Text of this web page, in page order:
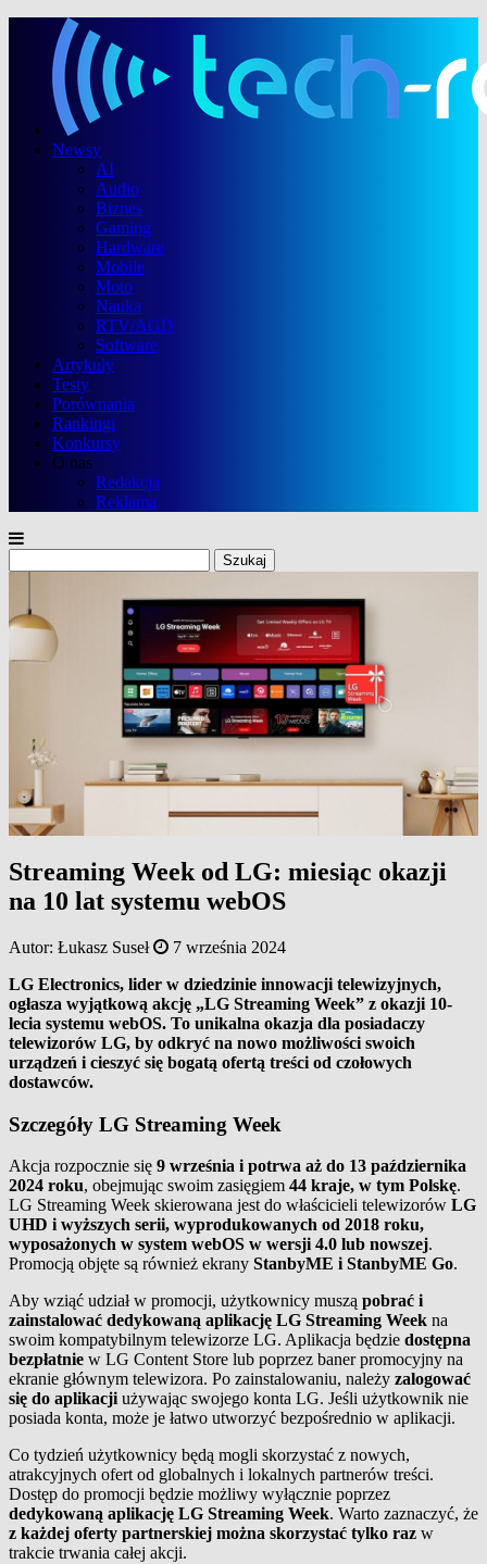
Newsy
AI
Audio
Biznes
Gaming
Hardware
Mobile
Moto
Nauka
RTV/AGD
Software
Artykuły
Testy
Porównania
Rankingi
Konkursy
O nas
Redakcja
Reklama
Streaming Week od LG: miesiąc okazji
na 10 lat systemu webOS
Autor: Łukasz Suseł
7 września 2024
LG Electronics, lider w dziedzinie innowacji telewizyjnych,
ogłasza wyjątkową akcję „LG Streaming Week” z okazji 10-
lecia systemu webOS. To unikalna okazja dla posiadaczy
telewizorów LG, by odkryć na nowo możliwości swoich
urządzeń i cieszyć się bogatą ofertą treści od czołowych
dostawców.
Szczegóły LG Streaming Week
Akcja rozpocznie się 9 września i potrwa aż do 13 października
2024 roku, obejmując swoim zasięgiem 44 kraje, w tym Polskę.
LG Streaming Week skierowana jest do właścicieli telewizorów LG
UHD i wyższych serii, wyprodukowanych od 2018 roku,
wyposażonych w system webOS w wersji 4.0 lub nowszej.
Promocją objęte są również ekrany StanbyME i StanbyME Go.
Aby wziąć udział w promocji, użytkownicy muszą pobrać i
zainstalować dedykowaną aplikację LG Streaming Week na
swoim kompatybilnym telewizorze LG. Aplikacja będzie dostępna
bezpłatnie w LG Content Store lub poprzez baner promocyjny na
ekranie głównym telewizora. Po zainstalowaniu, należy zalogować
się do aplikacjiużywając swojego konta LG. Jeśli użytkownik nie
posiada konta, może je łatwo utworzyć bezpośrednio w aplikacji.
Co tydzień użytkownicy będą mogli skorzystać z nowych,
atrakcyjnych ofert od globalnych i lokalnych partnerów treści.
Dostęp do promocji będzie możliwy wyłącznie poprzez
dedykowaną aplikację LG Streaming Week. Warto zaznaczyć, że
z każdej oferty partnerskiej można skorzystać tylko raz w
trakcie trwania całej akcji.